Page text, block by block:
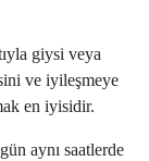
giysi veya
ve iyileşmeye
en iyisidir.
aynı saatlerde